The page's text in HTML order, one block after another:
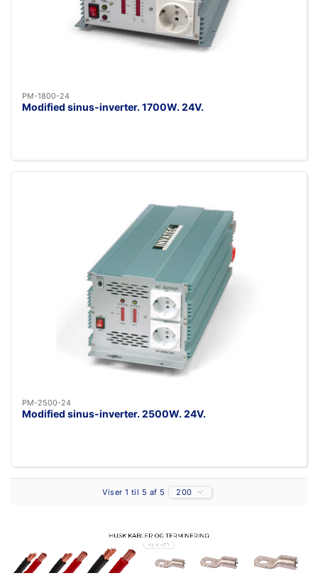
PM-1800-24
Modified sinus-inverter. 1700W. 24V.
PM-2500-24
Modified sinus-inverter. 2500W. 24V.
Viser 1 til 5 af 5 200